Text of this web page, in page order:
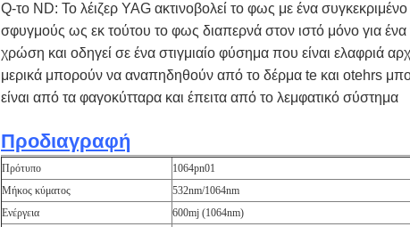
Q-το ND: Το λέιζερ YAG ακτινοβολεί το φως με ένα
σφυγμούς ως εκ τούτου το φως διαπερνά στον ιστό μόνο για
χρώση και οδηγεί σε ένα στιγμιαίο φύσημα που είναι ελαφριά
μερικά μπορούν να αναπηδηθούν από το δέρμα te και otehrs
είναι από τα φαγοκύτταρα και έπειτα από το λεμφατικό σύστημα
Προδιαγραφή
Πρότυπο
1064pn01
Μήκος κύματος
532nm/1064nm
Ενέργεια
600mj (1064nm)